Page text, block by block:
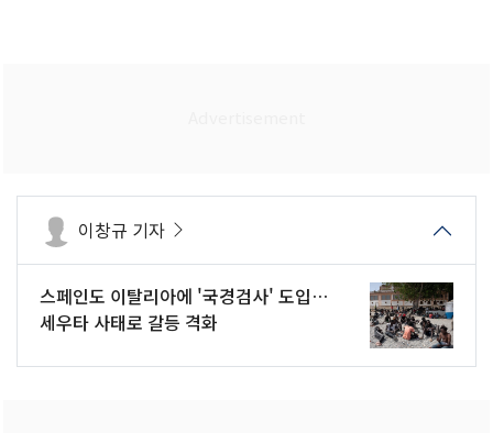
이창규 기자
스페인도 이탈리아에 '국경검사' 도입…
세우타 사태로 갈등 격화